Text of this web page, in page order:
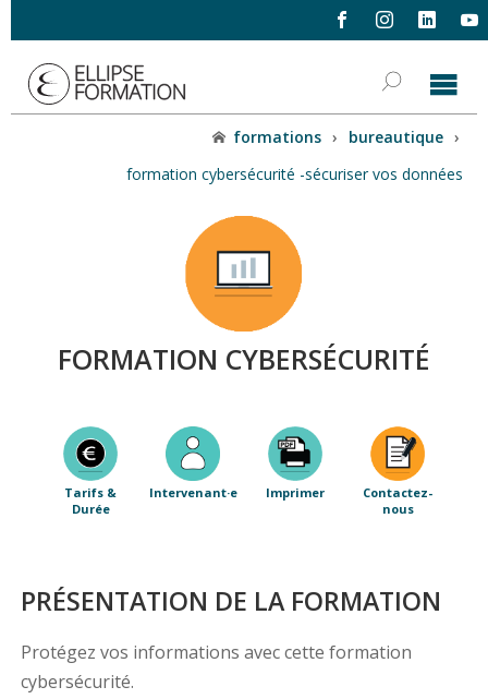
formations › bureautique ›
formation cybersécurité -sécuriser vos données
FORMATION CYBERSÉCURITÉ
Tarifs &
Durée
Intervenant·e Imprimer
Contactez-
nous
PRÉSENTATION DE LA FORMATION
Protégez vos informations avec cette formation
cybersécurité.